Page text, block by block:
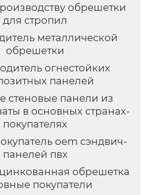
обрешетки
для стропил
металлической
обрешетки
огнестойких
панелей
стеновые панели из
в основных странах-
покупателях
oem сэндвич-
панелей пвх
обрешетка
покупатели